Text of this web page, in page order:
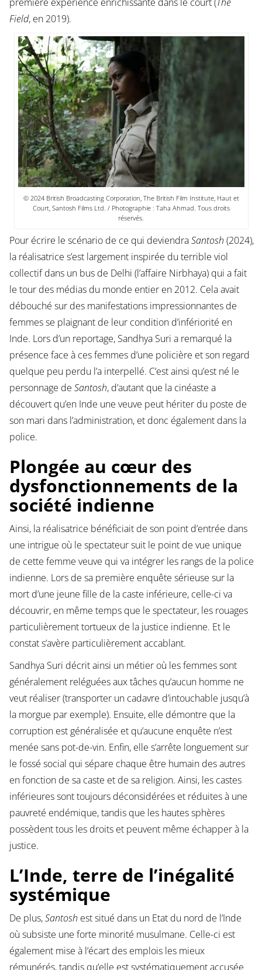
Field, en 2019).
© 2024 British Broadcasting Corporation, The British Film Institute, Haut et
Court, Santosh Films Ltd. / Photographie : Taha Ahmad. Tous droits
réservés.
Pour écrire le scénario de ce qui deviendraSantosh (2024),
la réalisatrice s’est largement inspirée du terrible viol
collectif dans un bus de Delhi (l’affaire Nirbhaya) qui a fait
le tour des médias du monde entier en 2012. Cela avait
débouché sur des manifestations impressionnantes de
femmes se plaignant de leur condition d’infériorité en
Inde. Lors d’un reportage, Sandhya Suri a remarqué la
présence face à ces femmes d’une policière et son regard
quelque peu perdu l’a interpellé. C’est ainsi qu’est né le
personnage de Santosh, d’autant que la cinéaste a
découvert qu’en Inde une veuve peut hériter du poste de
son mari dans l’administration, et donc également dans la
police.
Plongée au cœur des
dysfonctionnements de la
société indienne
Ainsi, la réalisatrice bénéficiait de son point d’entrée dans
une intrigue où le spectateur suit le point de vue unique
de cette femme veuve qui va intégrer les rangs de la police
indienne. Lors de sa première enquête sérieuse sur la
mort d’une jeune fille de la caste inférieure, celle-ci va
découvrir, en même temps que le spectateur, les rouages
particulièrement tortueux de la justice indienne. Et le
constat s’avère particulièrement accablant.
Sandhya Suri décrit ainsi un métier où les femmes sont
généralement reléguées aux tâches qu’aucun homme ne
veut réaliser (transporter un cadavre d’intouchable jusqu’à
la morgue par exemple). Ensuite, elle démontre que la
corruption est généralisée et qu’aucune enquête n’est
menée sans pot-de-vin. Enfin, elle s’arrête longuement sur
le fossé social qui sépare chaque être humain des autres
en fonction de sa caste et de sa religion. Ainsi, les castes
inférieures sont toujours déconsidérées et réduites à une
pauvreté endémique, tandis que les hautes sphères
possèdent tous les droits et peuvent même échapper à la
justice.
L’Inde, terre de l’inégalité
systémique
De plus,Santosh est situé dans un Etat du nord de l’Inde
où subsiste une forte minorité musulmane. Celle-ci est
également mise à l’écart des emplois les mieux
rémunérés, tandis qu’elle est systématiquement accusée